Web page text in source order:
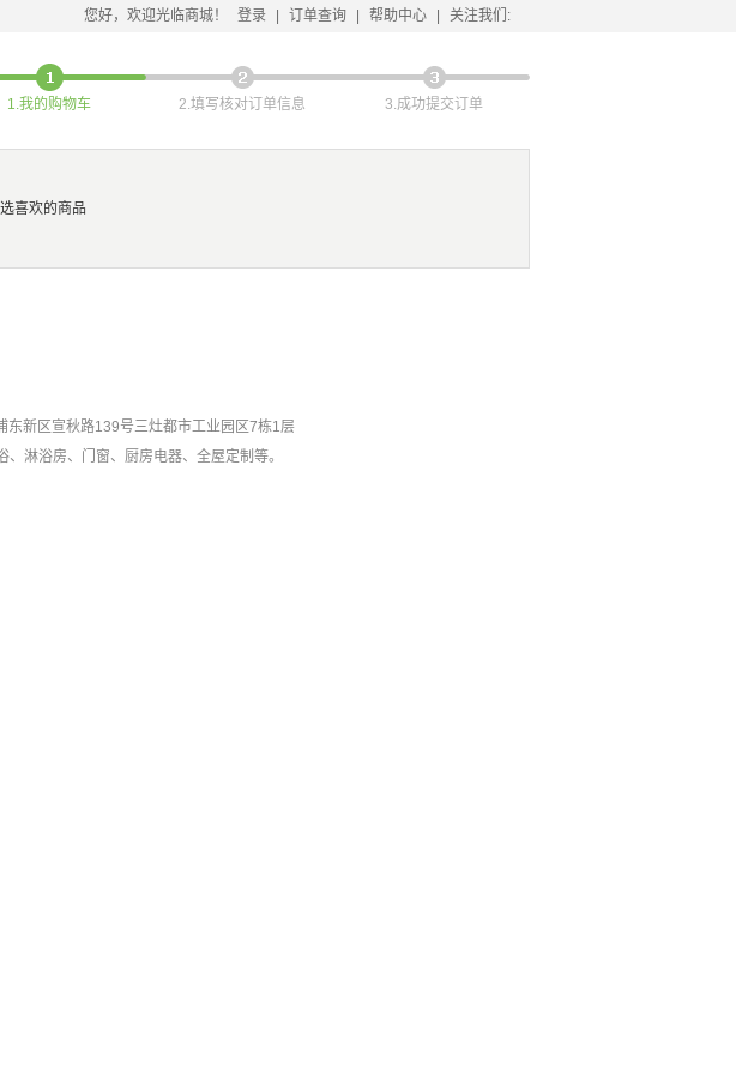
您好，欢迎光临商城！ 登录 订单查询 帮助中心 关注我们:
1.我的购物车 2.填写核对订单信息 3.成功提交订单
喜欢的商品
新区宣秋路139号三灶都市工业园区7栋1层
淋浴房、门窗、厨房电器、全屋定制等。